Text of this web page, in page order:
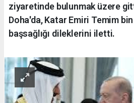
ziyaretinde bulunmak üzere
Doha'da, Katar Emiri Temim
başsağlığı dileklerini iletti.